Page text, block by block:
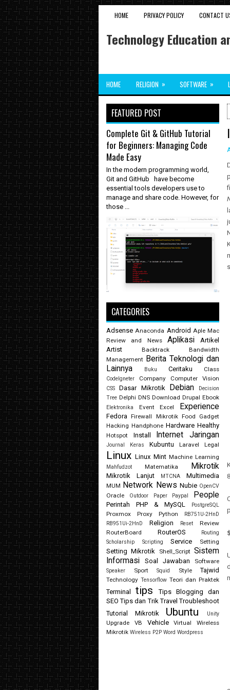
HOME PRIVACY POLICY CONTACT
Technology Education
HOME RELIGION » SOFTWARE »
FEATURED POST
Complete Git & GitHub Tutorial
for Beginners: Managing Code
Made Easy
In the modern programming world,
Git and GitHub have become
essential tools developers use to
manage and share code. However, for
those ...
CATEGORIES
Adsense Anaconda Android Aple Mac
Review and News
Aplikasi
Artikel
Artist
Backtrack
Bandwidth
Management
Berita Teknologi dan
Lainnya
Buku Ceritaku Class
CodeIgneter Company Computer Vision
CSS Dasar Mikrotik Debian
Decision
Tree Delphi DNS Download Drupal Ebook
Elektronika Event Excel Experience
Fedora Firewall Mikrotik Food
Gadget
Hacking Handphone Hardware Healthy
Hotspot Install Internet Jaringan
Journal Keras Kubuntu Laravel Legal
Linux Linux Mint Machine Learning
Mahfudzot Matematika Mikrotik
Mikrotik Lanjut MTCNA Multimedia
MUM Network News Nubie OpenCV
Oracle Outdoor Paper Paypal People
Perintah PHP & MySQL PostgreSQL
Proxmox Proxy Python
RB751U-2HnD
RB951Ui-2HnD
Religion Reset
Review
RouterBoard
RouterOS
Routing
Scholarship
Scripting Service Setting
Setting Mikrotik Shell_Script Sistem
Informasi
Soal Jawaban Software
Speaker Sport Squid Style Tajwid
Technology Tensorflow Teori dan Praktek
Terminal tips
Tips Blogging dan
SEO Tips dan Trik Travel Troubleshoot
Tutorial Mikrotik
Ubuntu Unity
Upgrade VB Vehicle Virtual
Wireless
Mikrotik Wireless P2P Word Wordpress